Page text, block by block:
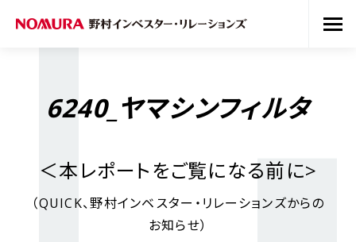
6240_ヤマシンフィルタ
＜本レポートをご覧になる前に>
（QUICK、野村インベスター・リレーションズからの
お知らせ）